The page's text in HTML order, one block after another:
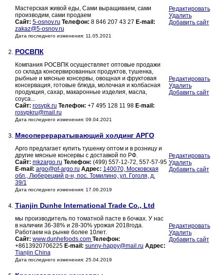
Мастерская живой еды, Сами выращиваем, сами
производим, сами продаем
Сайт: 5-osnov.ru Телефон: 8 846 207 43 27 E-mail:
zakaz@5-osnov.ru
Дата последнего изменения: 11.05.2021
Редактировать
Удалить
Добавить сайт
2. РОСВПК
Компания РОСВПК осуществляет оптовые продажи
со склада консервированных продуктов, тушенка,
рыбные и мясные консервы, овощная и фруктовая
консервация, готовые блюда, молочная и колбасная
продукция, сахар, макаронные изделия, масла,
соуса...
Сайт: rosvpk.ru Телефон: +7 495 128 11 98 E-mail:
rosvpkru@mail.ru
Дата последнего изменения: 09.04.2021
Редактировать
Удалить
Добавить сайт
3. Мясоперераратывающий холдинг АРГО
Арго предлагает купить тушенку оптом и в розницу и
другие мясные консервы с доставкой по РФ.
Сайт: mkzargo.ru Телефон: (499) 557-12-72, 557-57-95
E-mail: argo@pf-argo.ru Адрес: 140070, Московская
обл., Люберецкий р-н, пос. Томилино, ул. Гоголя, д.
39/1
Дата последнего изменения: 17.06.2019
Редактировать
Удалить
Добавить сайт
4. Tianjin Dunhe International Trade Co., Ltd
мы производитель по томатной пасте в бочках. У нас
в наличии 36-38% и 28-30% урожая 2018года.
Работаем на рынке более 10лет.
Сайт: www.dunhefoods.com Телефон:
+8613920706225 E-mail: sunny-happy@mail.ru Адрес:
Tianjin China
Дата последнего изменения: 25.04.2019
Редактировать
Удалить
Добавить сайт